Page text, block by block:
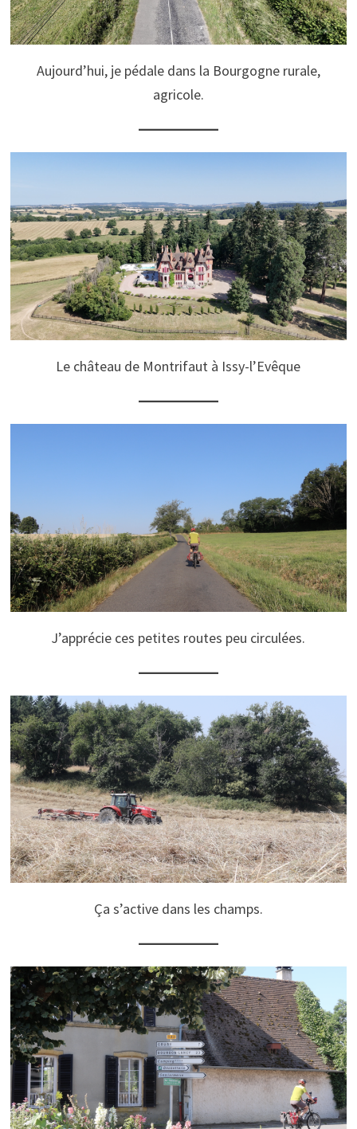
Aujourd’hui, je pédale dans la Bourgogne rurale,
agricole.
Le château de Montrifaut à Issy-l’Evêque
J’apprécie ces petites routes peu circulées.
Ça s’active dans les champs.